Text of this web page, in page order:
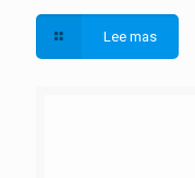
Lee mas